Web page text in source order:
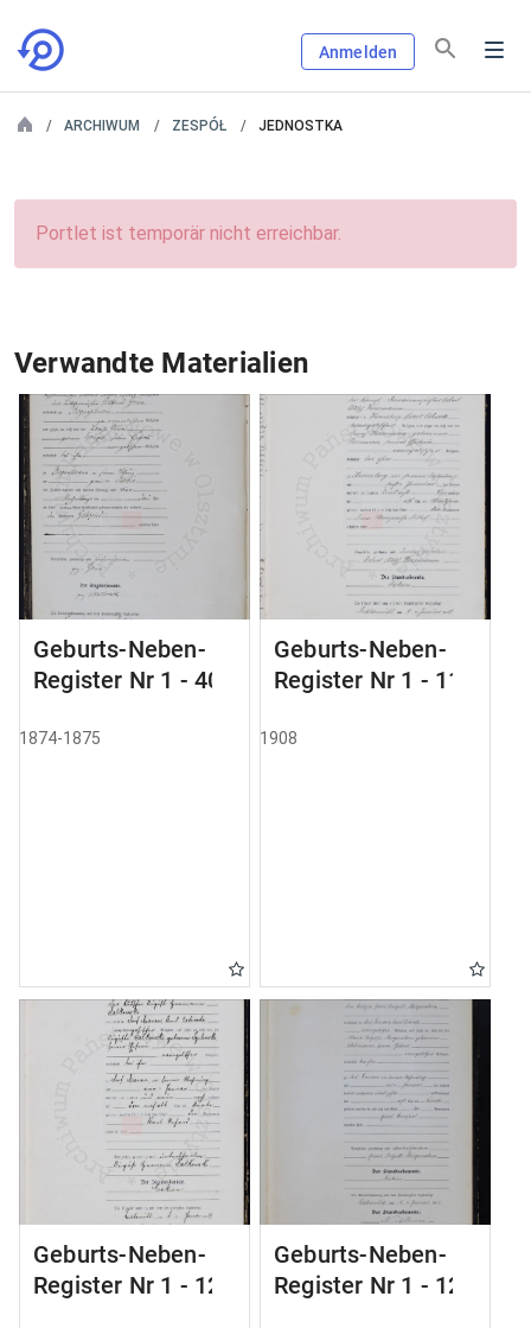
Anmelden
ARCHIWUM ZESPÓŁ JEDNOSTKA
Portlet ist temporär nicht erreichbar.
Verwandte Materialien
Geburts-Neben-
Register Nr 1 - 40
1874-1875
Geburts-Neben-
Register Nr 1 - 111
1908
Geburts-Neben-
Register Nr 1 - 124
Geburts-Neben-
Register Nr 1 - 123